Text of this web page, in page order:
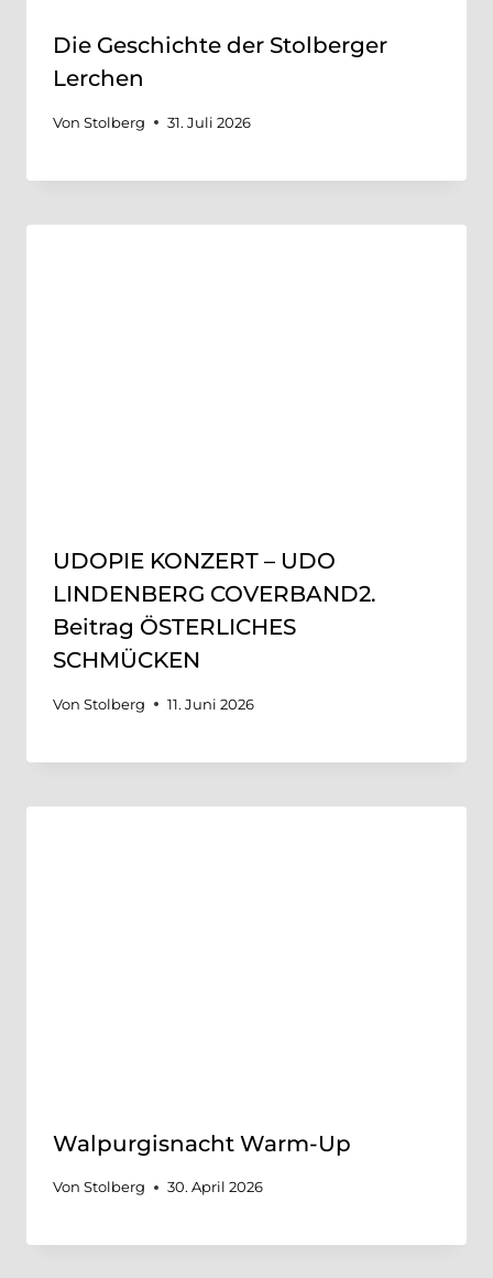
Die Geschichte der Stolberger
Lerchen
Von Stolberg 31. Juli 2026
UDOPIE KONZERT – UDO
LINDENBERG COVERBAND2.
Beitrag ÖSTERLICHES
SCHMÜCKEN
Von Stolberg 11. Juni 2026
Walpurgisnacht Warm-Up
Von Stolberg 30. April 2026